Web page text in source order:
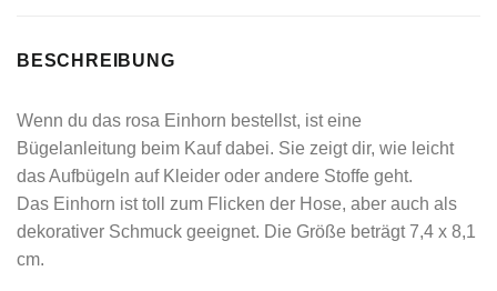
BESCHREIBUNG
Wenn du das rosa Einhorn bestellst, ist eine
Bügelanleitung beim Kauf dabei. Sie zeigt dir, wie leicht
das Aufbügeln auf Kleider oder andere Stoffe geht.
Das Einhorn ist toll zum Flicken der Hose, aber auch als
dekorativer Schmuck geeignet. Die Größe beträgt 7,4 x 8,1
cm.